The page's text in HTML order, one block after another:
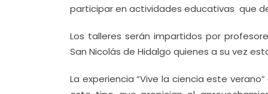
participar en actividades educativas que
Los talleres serán impartidos por
San Nicolás de Hidalgo quienes a su vez
La experiencia “Vive la ciencia este